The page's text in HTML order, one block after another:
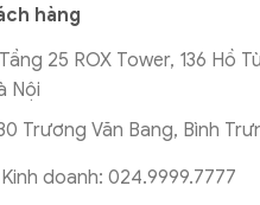
hàng
25 ROX Tower, 136 Hồ
Nội
Trương Văn Bang, Bình
doanh: 024.9999.7777